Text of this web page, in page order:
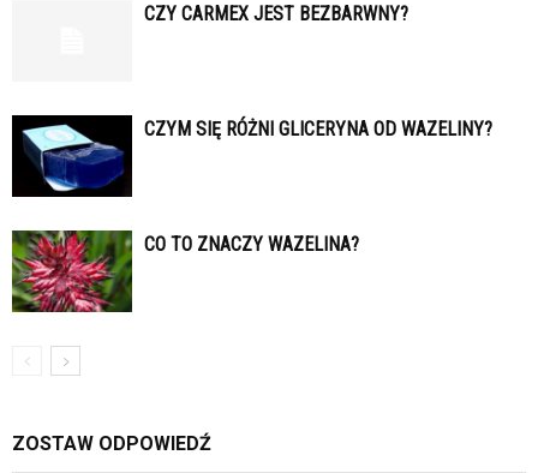
CZY CARMEX JEST BEZBARWNY?
CZYM SIĘ RÓŻNI GLICERYNA OD WAZELINY?
CO TO ZNACZY WAZELINA?
ZOSTAW ODPOWIEDŹ